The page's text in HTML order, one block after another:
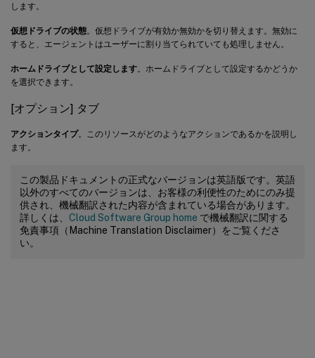
します。
仮想ドライブの状態。仮想ドライブが有効か無効かを切り替えます。無効に
すると、エージェントはユーザーに割り当てられていても処理しません。
ホームドライブとして設定します。ホームドライブとして設定するかどうか
を選択できます。
[オプション] タブ
アクションタイプ。このリソースがどのようなアクションであるかを説明し
ます。
この製品ドキュメントの正式なバージョンは英語版です。英語
以外のすべてのバージョンは、お客様の利便性のためにのみ提
供され、機械翻訳された内容が含まれている場合があります。
詳しくは、 Cloud Software Group home で機械翻訳に関する
免責事項（Machine Translation Disclaimer）をご覧くださ
い。